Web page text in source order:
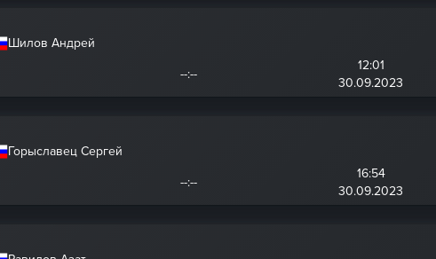
Шилов Андрей
--:--
12:01
30.09.2023
Горыславец Сергей
--:--
16:54
30.09.2023